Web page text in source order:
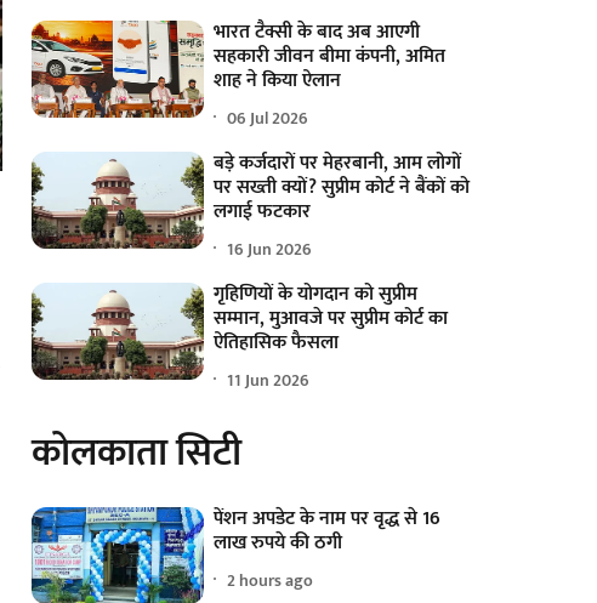
भारत टैक्सी के बाद अब आएगी
सहकारी जीवन बीमा कंपनी, अमित
शाह ने किया ऐलान
06 Jul 2026
बड़े कर्जदारों पर मेहरबानी, आम लोगों
पर सख्ती क्यों? सुप्रीम कोर्ट ने बैंकों को
लगाई फटकार
16 Jun 2026
गृहिणियों के योगदान को सुप्रीम
सम्मान, मुआवजे पर सुप्रीम कोर्ट का
ऐतिहासिक फैसला
11 Jun 2026
कोलकाता सिटी
पेंशन अपडेट के नाम पर वृद्ध से 16
लाख रुपये की ठगी
2 hours ago